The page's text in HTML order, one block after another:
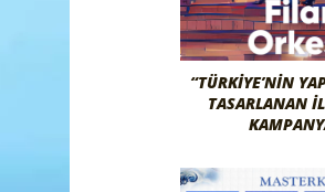
“TÜRKIYE’NIN
TASARLANAN